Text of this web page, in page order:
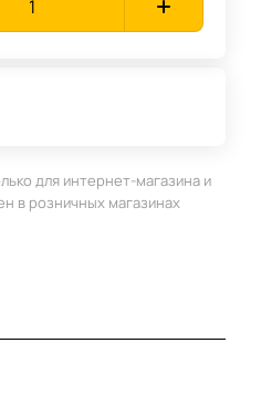
для интернет-магазина и
в розничных магазинах